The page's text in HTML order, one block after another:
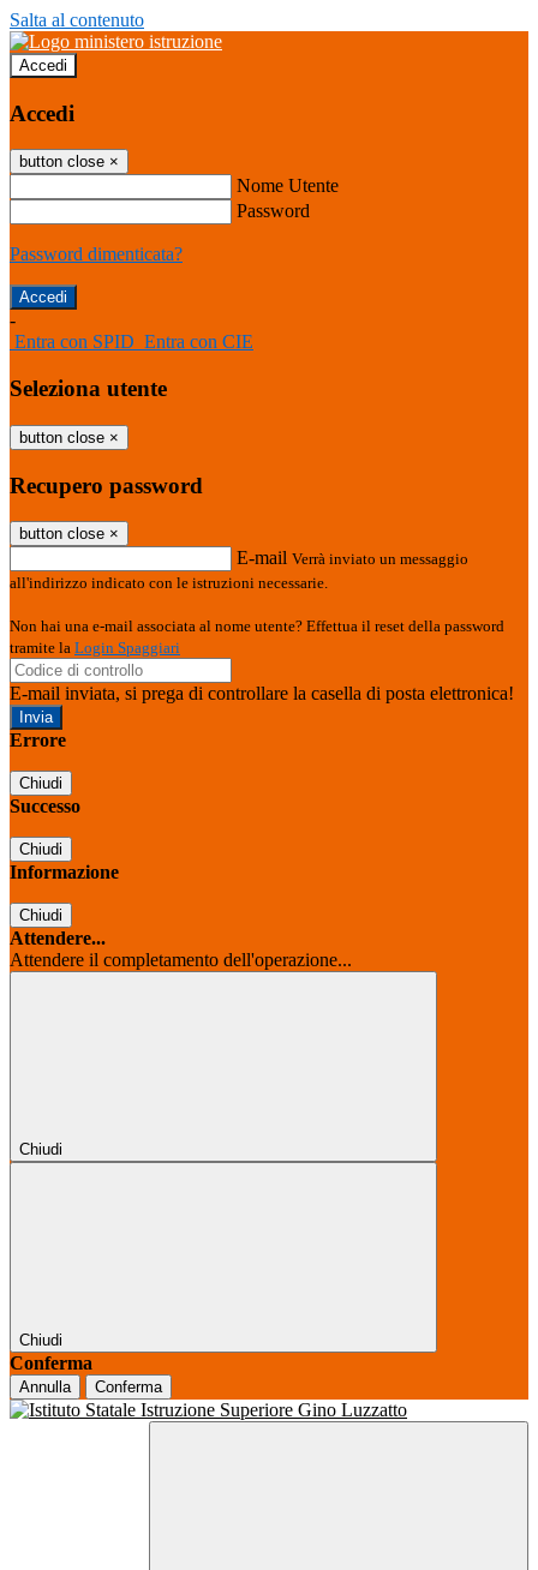
Salta al contenuto
Accedi
Accedi
button close ×
Nome Utente
Password
Password dimenticata?
-
Entra con SPID Entra con CIE
Seleziona utente
button close ×
Recupero password
button close ×
E-mail Verrà inviato un messaggio
all'indirizzo indicato con le istruzioni necessarie.
Non hai una e-mail associata al nome utente? Effettua il reset della password
tramite la Login Spaggiari
E-mail inviata, si prega di controllare la casella di posta elettronica!
Errore
Chiudi
Successo
Chiudi
Informazione
Chiudi
Attendere...
Attendere il completamento dell'operazione...
Chiudi
Chiudi
Conferma
Annulla Conferma